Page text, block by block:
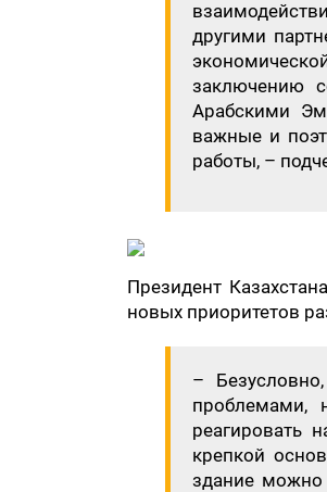
другими
заключению
Арабскими
важные и
работы, –
Президент
новых приоритетов
–
проблемами,
реагировать
крепкой
здание можно